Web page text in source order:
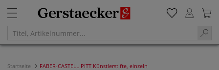
Startseite FABER-CASTELL PITT Künstlerstifte, einzeln